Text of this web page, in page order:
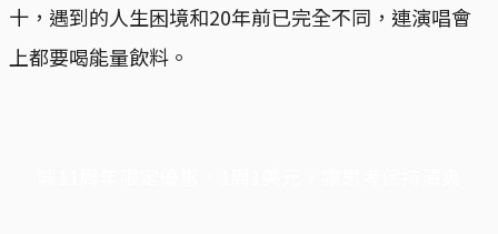
十，遇到的人生困境和20年前已完全不同，連演唱會
上都要喝能量飲料。